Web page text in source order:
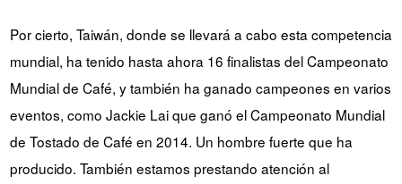
Por cierto, Taiwán, donde se llevará a cabo esta competencia
mundial, ha tenido hasta ahora 16 finalistas del Campeonato
Mundial de Café, y también ha ganado campeones en varios
eventos, como Jackie Lai que ganó el Campeonato Mundial
de Tostado de Café en 2014. Un hombre fuerte que ha
producido. También estamos prestando atención al